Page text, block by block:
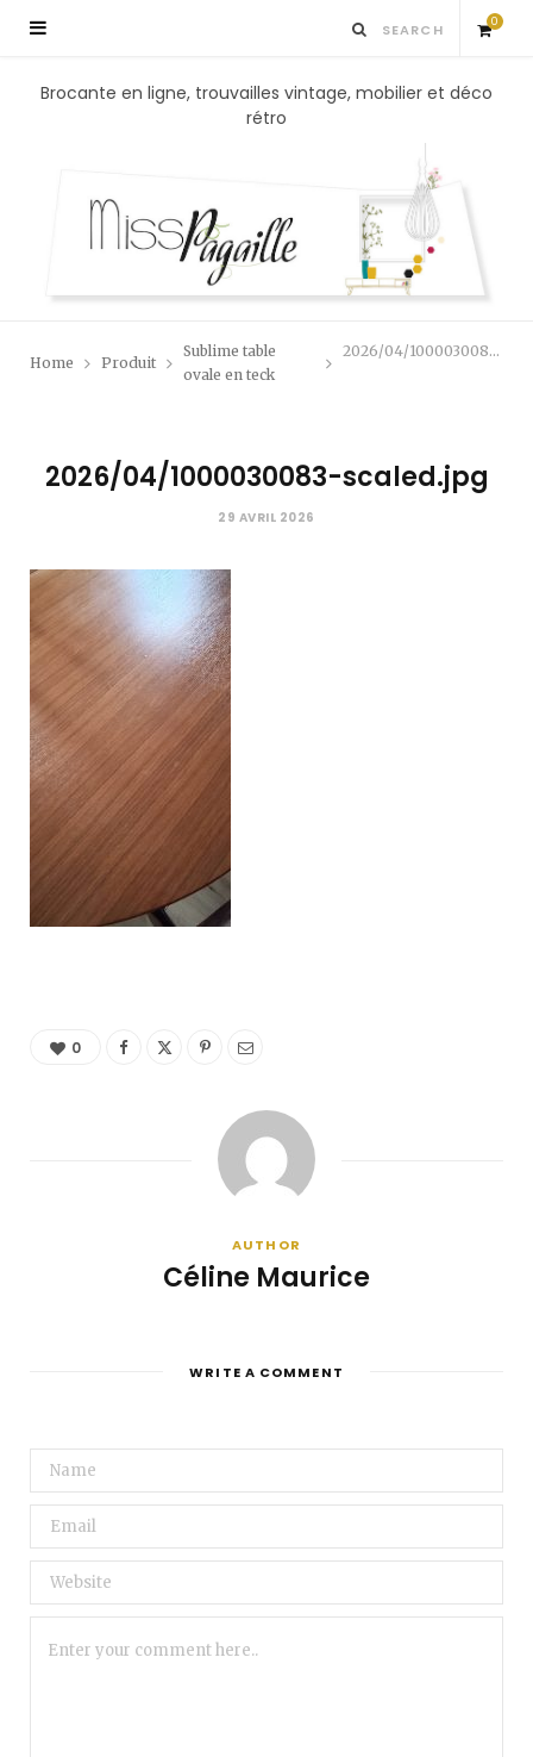
0
S
p
g
Brocante en ligne, trouvailles vintage, mobilier et déco
rétro
Home Produit
Sublime table
ovale en teck
2026/04/1000030083-scaled.jpg
2026/04/1000030083-scaled.jpg
29 AVRIL 2026
0
AUTHOR
Céline Maurice
WRITE A COMMENT